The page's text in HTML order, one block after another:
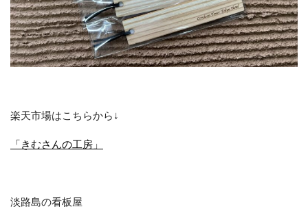
楽天市場はこちらから↓
「きむさんの工房」
淡路島の看板屋